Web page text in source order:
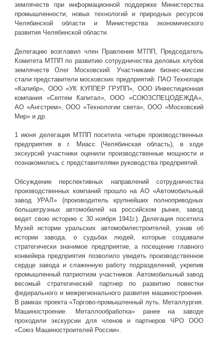
землячеств при информационной поддержке Министерства
промышленности, новых технологий и природных ресурсов
Челябинской области и Министерства экономического
развития Челябинской области.
Делегацию возглавил член Правления МТПП, Председатель
Комитета МТПП по развитию сотрудничества деловых клубов
землячеств Олег Московский. Участниками бизнес-миссии
стали представители московских предприятий: ПАО Технопарк
«Калибр», ООО «УК КУППЕР ГРУПП», ООО Инвестиционная
компания «Септем Капитал», ООО «СОЮЗСПЕЦОДЕЖДА»,
АО «Ангстрем», ООО «Технологии света», ООО «Московский
Мир» и др.
1 июня делегация МТПП посетила четыре производственных
предприятия в г. Миасс (Челябинская область), в ходе
экскурсий участники оценили производственные мощности и
познакомились с представителями руководства предприятий.
Обсуждение перспективных направлений сотрудничества
производственных компаний прошло на АО «Автомобильный
завод УРАЛ» (производитель крупнейших полноприводных
большегрузных автомобилей на российском рынке, завод
ведет свою историю с 30 ноября 1941г.). Делегация посетила
Музей истории уральских автомобилестроителей, узнав об
истории завода, о судьбах людей, которые создавали
стратегически значимое предприятие, а посещение главного
конвейера предприятия позволило увидеть производственное
сердце завода и слаженную работу подразделений, укрепив
промышленный патриотизм участников. Автомобильный завод
весомый стратегический партнер по развитию повестки
федерального и межрегионального развития машиностроения.
В рамках проекта «Торгово-промышленный путь. Металлургия.
Машиностроение. Металлообработка» ранее на заводе
проходили экскурсии для членов и партнеров ЧРО ООО
«Союз Машиностроителей России».